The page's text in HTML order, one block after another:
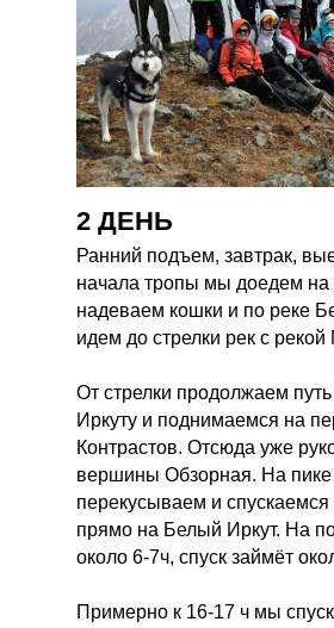
Ранний подъем, завтрак,
начала тропы мы доедем на
надеваем кошки и по реке
идем до стрелки рек с рекой
От стрелки продолжаем
Иркуту и поднимаемся на
Контрастов. Отсюда уже
вершины Обзорная. На пике
перекусываем и спускаемся
прямо на Белый Иркут. На
около 6-7ч, спуск займёт
Примерно к 16-17 ч мы
2 ДЕНЬ